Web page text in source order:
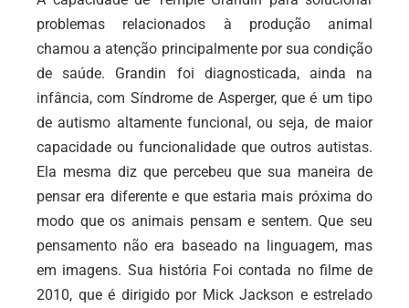
problemas relacionados à produção animal
chamou a atenção principalmente por sua condição
de saúde. Grandin foi diagnosticada, ainda na
infância, com Síndrome de Asperger, que é um tipo
de autismo altamente funcional, ou seja, de maior
capacidade ou funcionalidade que outros autistas.
Ela mesma diz que percebeu que sua maneira de
pensar era diferente e que estaria mais próxima do
modo que os animais pensam e sentem. Que seu
pensamento não era baseado na linguagem, mas
em imagens. Sua história Foi contada no filme de
2010, que é dirigido por Mick Jackson e estrelado